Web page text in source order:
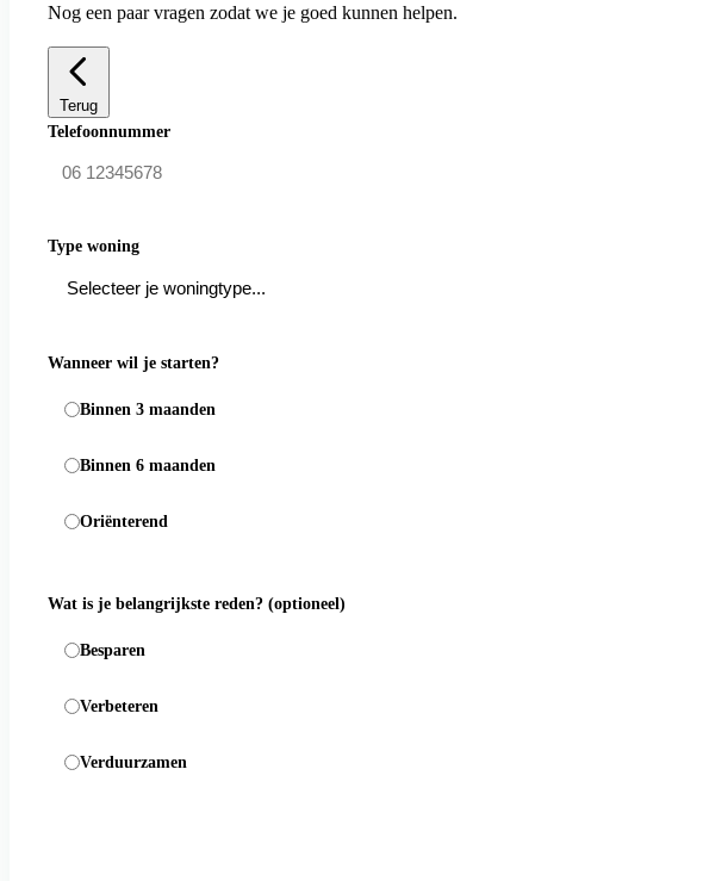
Nog een paar vragen zodat we je goed kunnen helpen.
Terug
Telefoonnummer
Type woning
Wanneer wil je starten?
Binnen 3 maanden
Binnen 6 maanden
Oriënterend
Wat is je belangrijkste reden? (optioneel)
Besparen
Verbeteren
Verduurzamen